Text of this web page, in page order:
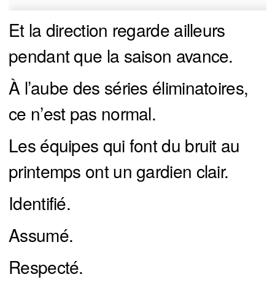
Et la direction regarde ailleurs
pendant que la saison avance.
À l’aube des séries éliminatoires,
ce n’est pas normal.
Les équipes qui font du bruit au
printemps ont un gardien clair.
Identifié.
Assumé.
Respecté.